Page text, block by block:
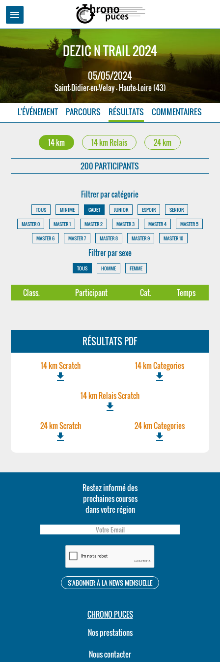
menu
DEZIC N TRAIL 2024
05/05/2024
Saint-Didier-en-Velay - Haute-Loire (43)
L'ÉVÉNEMENT PARCOURS RÉSULTATS COMMENTAIRES
14 km 14 km Relais 24 km
200 PARTICIPANTS
Filtrer par catégorie
TOUS MINIME CADET JUNIOR ESPOIR
SENIOR
MASTER 0
MASTER 1 MASTER 2 MASTER 3 MASTER 4
MASTER 5
MASTER 6
MASTER 7 MASTER 8 MASTER 9 MASTER 10
Filtrer par sexe
TOUS HOMME FEMME
Class. Participant Cat. Temps
RÉSULTATS PDF
14 km Scratch
file_download
14 km Categories
file_download
14 km Relais Scratch
file_download
24 km Scratch
file_download
24 km Categories
file_download
Restez informé des
prochaines courses
dans votre région
CHRONO PUCES
Nos prestations
Nous contacter